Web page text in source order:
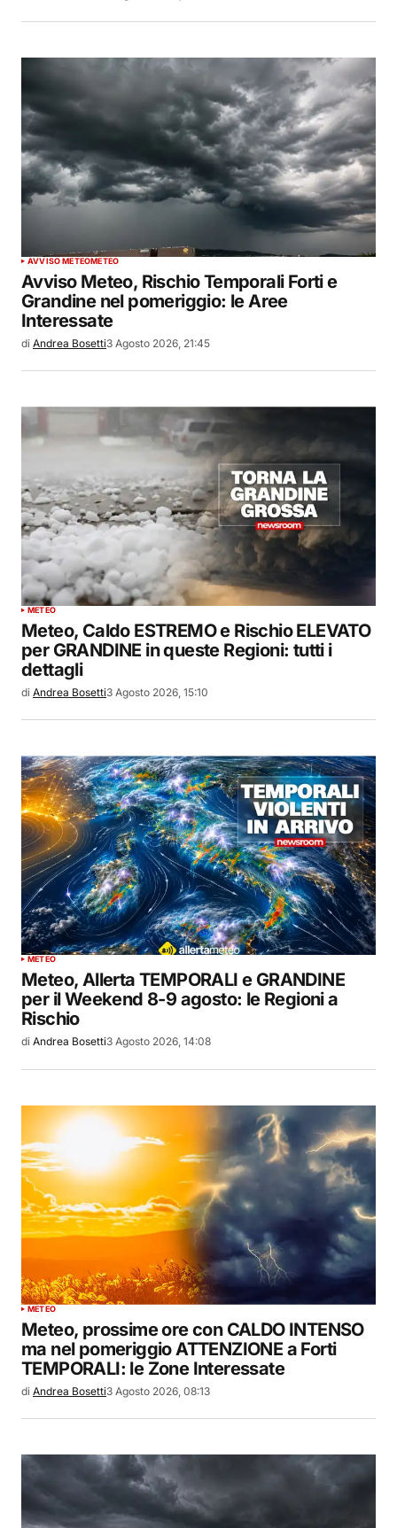
AVVISO METEOMETEO
Avviso Meteo, Rischio Temporali Forti e
Grandine nel pomeriggio: le Aree
Interessate
di Andrea Bosetti3 Agosto 2026, 21:45
METEO
Meteo, Caldo ESTREMO e Rischio ELEVATO
per GRANDINE in queste Regioni: tutti i
dettagli
di Andrea Bosetti3 Agosto 2026, 15:10
METEO
Meteo, Allerta TEMPORALI e GRANDINE
per il Weekend 8-9 agosto: le Regioni a
Rischio
di Andrea Bosetti3 Agosto 2026, 14:08
METEO
Meteo, prossime ore con CALDO INTENSO
ma nel pomeriggio ATTENZIONE a Forti
TEMPORALI: le Zone Interessate
di Andrea Bosetti3 Agosto 2026, 08:13